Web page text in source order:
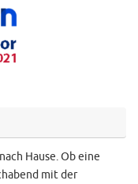
Hause. Ob eine
mit der